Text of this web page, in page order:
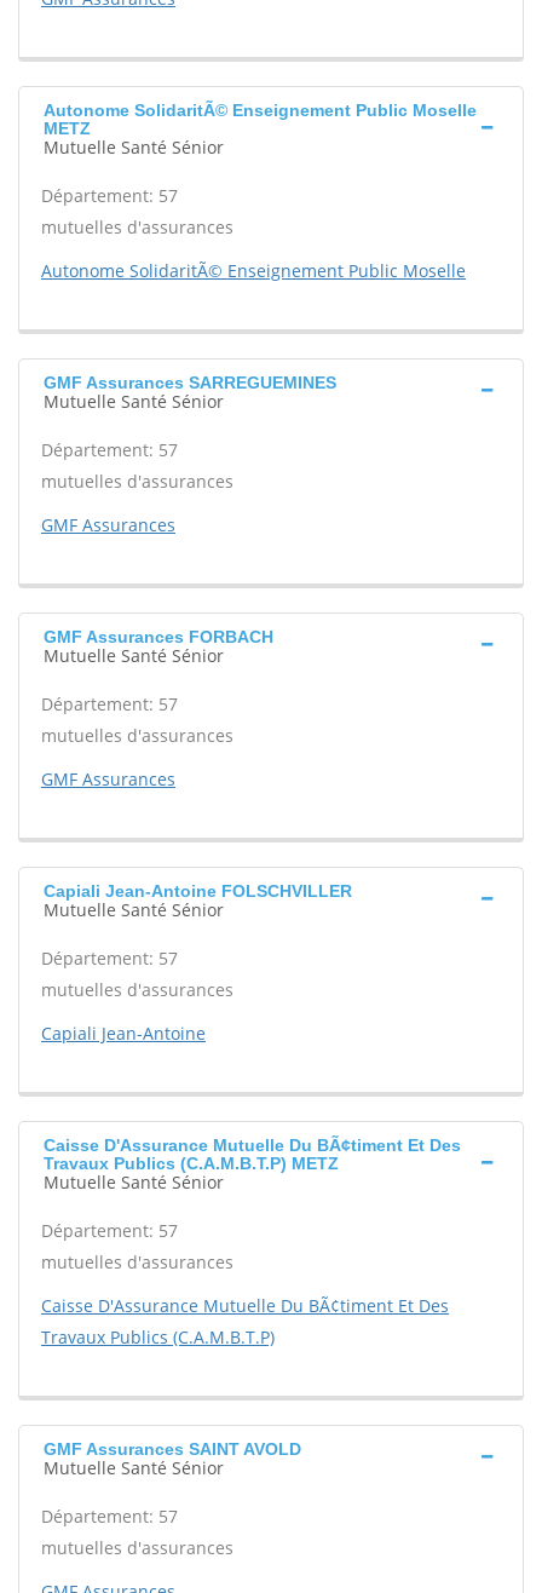
Autonome SolidaritÃ© Enseignement Public Moselle
METZ
Mutuelle Santé Sénior
Département: 57
mutuelles d'assurances
Autonome SolidaritÃ© Enseignement Public Moselle
GMF Assurances SARREGUEMINES
Mutuelle Santé Sénior
Département: 57
mutuelles d'assurances
GMF Assurances
GMF Assurances FORBACH
Mutuelle Santé Sénior
Département: 57
mutuelles d'assurances
GMF Assurances
Capiali Jean-Antoine FOLSCHVILLER
Mutuelle Santé Sénior
Département: 57
mutuelles d'assurances
Capiali Jean-Antoine
Caisse D'Assurance Mutuelle Du BÃ¢timent Et Des
Travaux Publics (C.A.M.B.T.P) METZ
Mutuelle Santé Sénior
Département: 57
mutuelles d'assurances
Caisse D'Assurance Mutuelle Du BÃ¢timent Et Des
Travaux Publics (C.A.M.B.T.P)
GMF Assurances SAINT AVOLD
Mutuelle Santé Sénior
Département: 57
mutuelles d'assurances